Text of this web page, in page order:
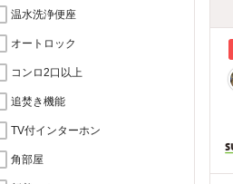
温水洗浄便座
オートロック
コンロ2口以上
追焚き機能
TV付インターホン
角部屋